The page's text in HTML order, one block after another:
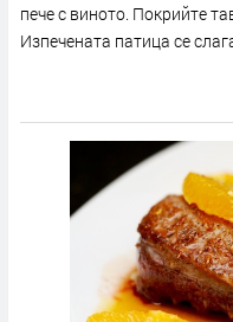
пече с виното. Покрийте
Изпечената патица се